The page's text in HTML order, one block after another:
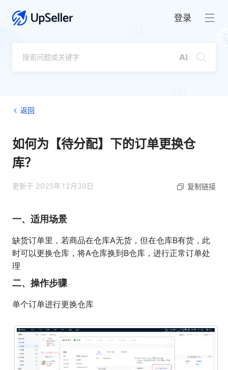
登录
返回
如何为【待分配】下的订单更换仓
库？
更新于 2025年12月30日 复制链接
一、适用场景
缺货订单里，若商品在仓库A无货，但在仓库B有货，此
时可以更换仓库，将A仓库换到B仓库，进行正常订单处
理
二、操作步骤
单个订单进行更换仓库